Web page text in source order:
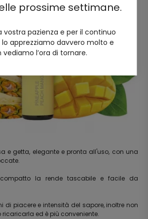
prossime settimane.
vostra pazienza e per il continuo
apprezziamo davvero molto e
vediamo l’ora di tornare.
e getta, elegante e pronta all'uso, con una
la rende tascabile e facile da
di piacere e intensità del sapore, inoltre non
ricaricarla ed è più conveniente.